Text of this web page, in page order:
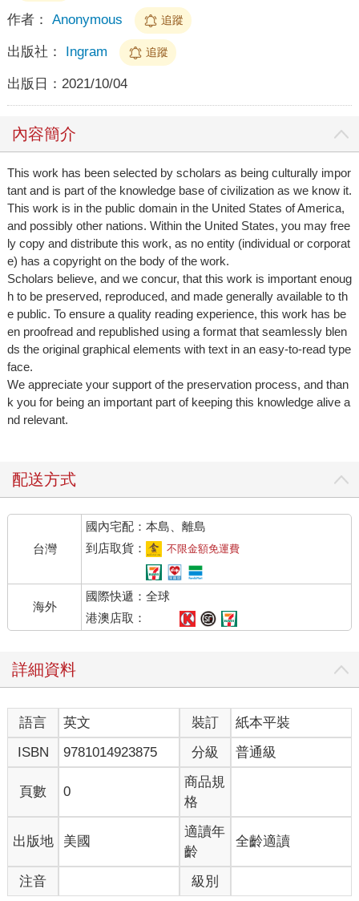
作者： Anonymous 追蹤
出版社： Ingram 追蹤
出版日： 2021/10/04
內容簡介
This work has been selected by scholars as being culturally impor
tant and is part of the knowledge base of civilization as we know it.
This work is in the public domain in the United States of America,
and possibly other nations. Within the United States, you may free
ly copy and distribute this work, as no entity (individual or corporat
e) has a copyright on the body of the work.
Scholars believe, and we concur, that this work is important enoug
h to be preserved, reproduced, and made generally available to th
e public. To ensure a quality reading experience, this work has be
en proofread and republished using a format that seamlessly blen
ds the original graphical elements with text in an easy-to-read type
face.
We appreciate your support of the preservation process, and than
k you for being an important part of keeping this knowledge alive a
nd relevant.
配送方式
台灣
國內宅配：本島、離島
到店取貨：
不限金額免運費
海外
國際快遞：全球
港澳店取：
詳細資料
語言 英文 裝訂
紙本平裝
ISBN
9781014923875 分級 普通級
頁數 0
商品規
格
出版地 美國
適讀年
齡
全齡適讀
注音 級別